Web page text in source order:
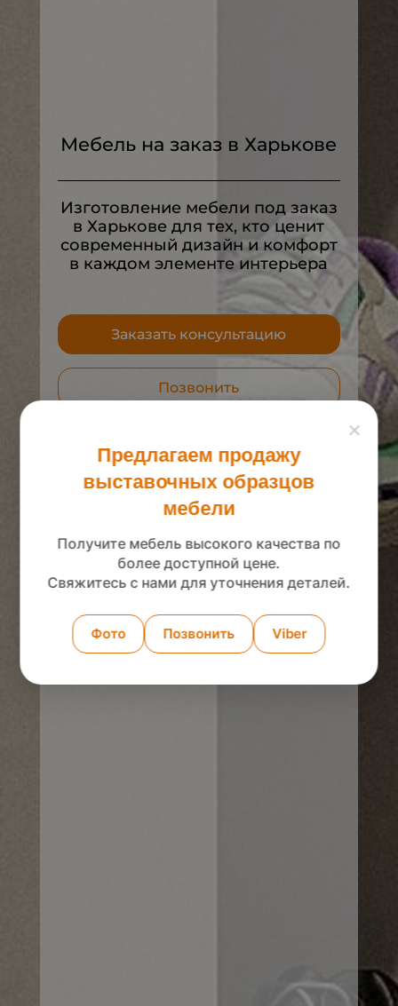
Мебель на заказ в Харькове
Изготовление мебели под заказ
в Харькове для тех, кто ценит
современный дизайн и комфорт
в каждом элементе интерьера
Заказать консультацию
Позвонить
×
Предлагаем продажу
выставочных образцов
мебели
Получите мебель высокого качества по
более доступной цене.
Свяжитесь с нами для уточнения деталей.
Фото Позвонить Viber